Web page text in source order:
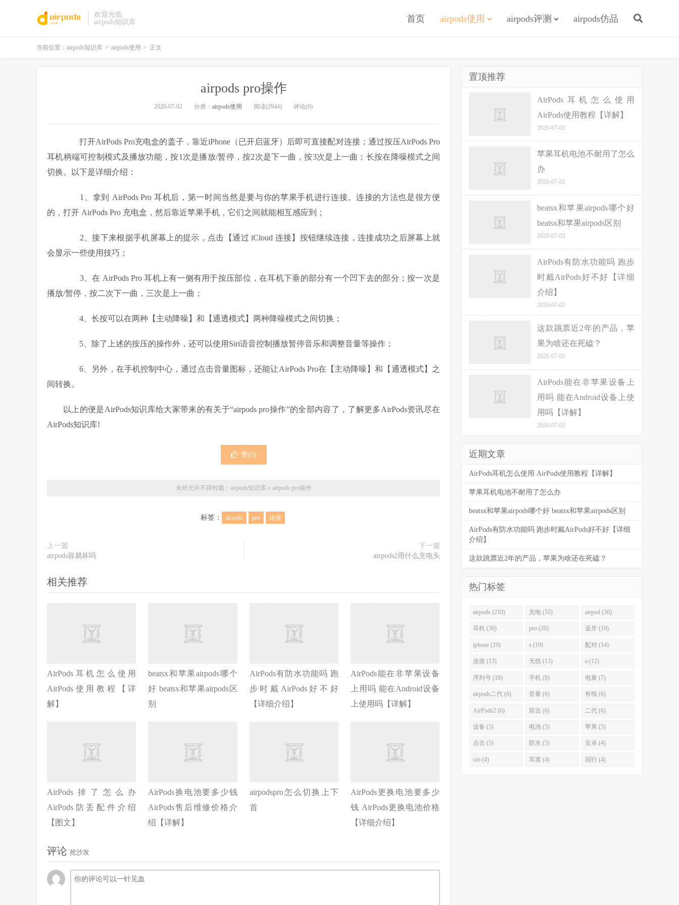
欢迎光临
airpods知识库
首页 airpods使用 airpods评测 airpods仿品
当前位置： airpods知识库 > airpods使用 > 正文
airpods pro操作
2020-07-02 分类： airpods使用 阅读(2944) 评论(0)
打开AirPods Pro充电盒的盖子，靠近iPhone（已开启蓝牙）后即可直接配对连接；通过按压AirPods Pro
耳机柄端可控制模式及播放功能，按1次是播放/暂停，按2次是下一曲，按3次是上一曲；长按在降噪模式之间
切换。以下是详细介绍：
1、拿到 AirPods Pro 耳机后，第一时间当然是要与你的苹果手机进行连接。连接的方法也是很方便
的，打开 AirPods Pro 充电盒，然后靠近苹果手机，它们之间就能相互感应到；
2、接下来根据手机屏幕上的提示，点击【通过 iCloud 连接】按钮继续连接，连接成功之后屏幕上就
会显示一些使用技巧；
3、在 AirPods Pro 耳机上有一侧有用于按压部位，在耳机下垂的部分有一个凹下去的部分；按一次是
播放/暂停，按二次下一曲，三次是上一曲；
4、长按可以在两种【主动降噪】和【通透模式】两种降噪模式之间切换；
5、除了上述的按压的操作外，还可以使用Siri语音控制播放暂停音乐和调整音量等操作；
6、另外，在手机控制中心，通过点击音量图标，还能让AirPods Pro在【主动降噪】和【通透模式】之
间转换。
以上的便是AirPods知识库给大家带来的有关于“airpods pro操作”的全部内容了，了解更多AirPods资讯尽在
AirPods知识库!
赞(0)
未经允许不得转载： airpods知识库» airpods pro操作
标签： airpods pro 连接
上一篇
airpods容易坏吗
下一篇
airpods2用什么充电头
相关推荐
AirPods耳机怎么使用
AirPods使用教程【详
解】
beatsx和苹果airpods哪个
好 beatsx和苹果airpods区
别
AirPods有防水功能吗 跑
步时戴AirPods好不好
【详细介绍】
AirPods能在非苹果设备
上用吗 能在Android设备
上使用吗【详解】
AirPods掉了怎么办
AirPods防丢配件介绍
【图文】
AirPods换电池要多少钱
AirPods售后维修价格介
绍【详解】
airpodspro怎么切换上下
首
AirPods更换电池要多少
钱 AirPods更换电池价格
【详细介绍】
评论 抢沙发
置顶推荐
AirPods耳机怎么使用
AirPods使用教程【详解】
2020-07-02
苹果耳机电池不耐用了怎么
办
2020-07-02
beatsx和苹果airpods哪个好
beatsx和苹果airpods区别
2020-07-02
AirPods有防水功能吗 跑步
时戴AirPods好不好【详细
介绍】
2020-07-02
这款跳票近2年的产品，苹
果为啥还在死磕？
2020-07-02
AirPods能在非苹果设备上
用吗 能在Android设备上使
用吗【详解】
2020-07-02
近期文章
AirPods耳机怎么使用 AirPods使用教程【详解】
苹果耳机电池不耐用了怎么办
beatsx和苹果airpods哪个好 beatsx和苹果airpods区别
AirPods有防水功能吗 跑步时戴AirPods好不好【详细
介绍】
这款跳票近2年的产品，苹果为啥还在死磕？
热门标签
airpods (210) 充电 (55) airpod (36)
耳机 (30) pro (20) 蓝牙 (19)
iphone (19) s (19) 配对 (14)
连接 (13) 无线 (13) a (12)
序列号 (10) 手机 (9) 电量 (7)
airpods二代 (6) 音量 (6) 有线 (6)
AirPods2 (6) 双击 (6) 二代 (6)
设备 (5) 电池 (5) 苹果 (5)
点击 (5) 防水 (5) 安卓 (4)
siri (4) 耳塞 (4) 国行 (4)